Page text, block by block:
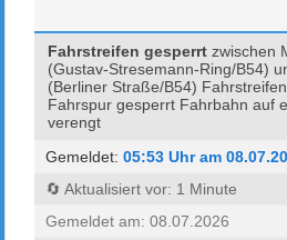
Fahrstreifen gesperrt zwischen
(Gustav-Stresemann-Ring/B54)
(Berliner Straße/B54)
Fahrspur gesperrt Fahrbahn auf
verengt
Gemeldet:05:53 Uhr am
🔄 Aktualisiert vor: 1 Minute
Gemeldet am: 08.07.2026